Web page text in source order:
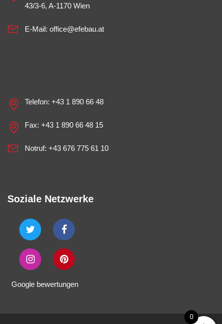
43/3-6, A-1170 Wien
E-Mail: office@efebau.at
Telefon: +43 1 890 66 48
Fax: +43 1 890 66 48 15
Notruf: +43 676 775 61 10
Soziale Netzwerke
Google bewertungen
0